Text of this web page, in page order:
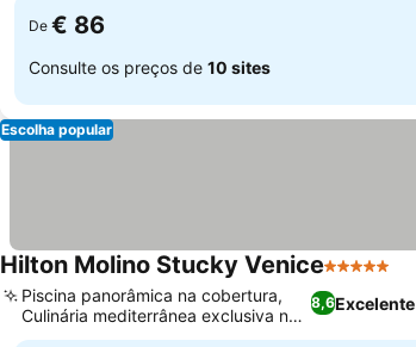
De € 86
Consulte os preços de 10 sites
Escolha popular
Hilton Molino Stucky Venice5 Estrelas
8,6Excelente
Piscina panorâmica na cobertura,
Culinária mediterrânea exclusiva no
Aromi